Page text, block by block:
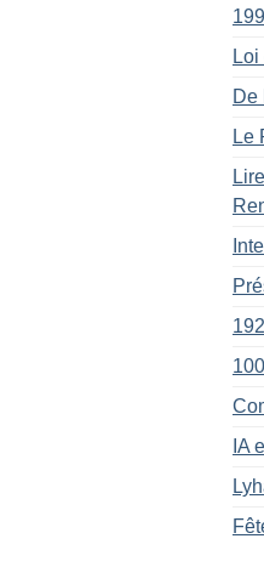
De
Le
IA